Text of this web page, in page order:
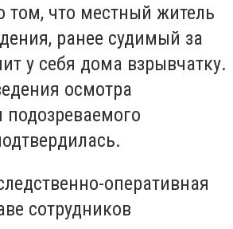
что местный житель
ранее судимый за
у себя дома взрывчатку.
осмотра
оперативная
сотрудников